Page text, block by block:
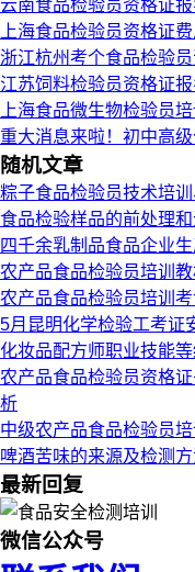
云南食品检验员资格证
上海食品检验员资格证
浙江杭州考个食品检验
江苏饲料检验员资格证
上海食品微生物检验员
重大消息来啦！初中高
随机文章
粽子食品检验员技术培
食品检验样品的前处理
四千余乳制品食品企业
农产品食品检验员培训
农产品食品检验员培训
5月昆明化学检验工考证
化妆品配方师职业技能
农产品食品检验员资格
析
中级农产品食品检验员
啤酒苦味的来源及检测
最新回复
微信公众号